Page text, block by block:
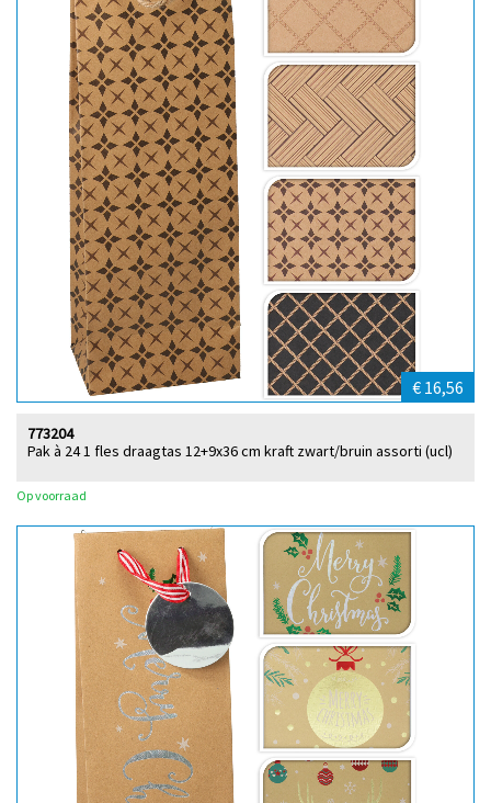
€ 16,56
Pak à 24 1 fles draagtas 12+9x36 cm kraft zwart/bruin assorti (ucl)
773204
Op voorraad